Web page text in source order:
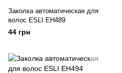
Заколка автоматическая для
волос ESLI EH489
44 грн